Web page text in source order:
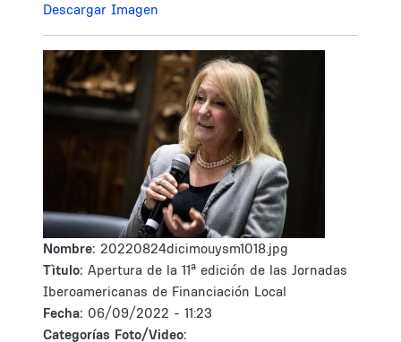
Descargar Imagen
Nombre: 20220824dicimouysm1018.jpg
Tìtulo: Apertura de la 11ª edición de las Jornadas
Iberoamericanas de Financiación Local
Fecha: 06/09/2022 - 11:23
Categorías Foto/Video: